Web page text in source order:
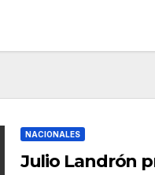
NACIONALES
Julio Landrón